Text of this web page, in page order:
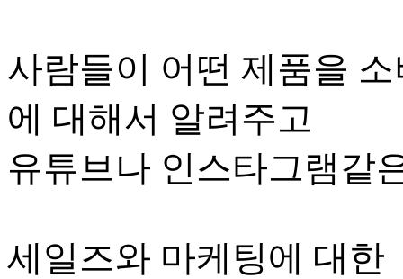
사람들이 어떤 제품을
에 대해서 알려주고
유튜브나 인스타그램같
세일즈와 마케팅에 대한